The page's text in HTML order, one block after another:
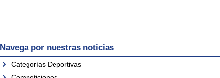
Navega por nuestras noticias
Categorías Deportivas